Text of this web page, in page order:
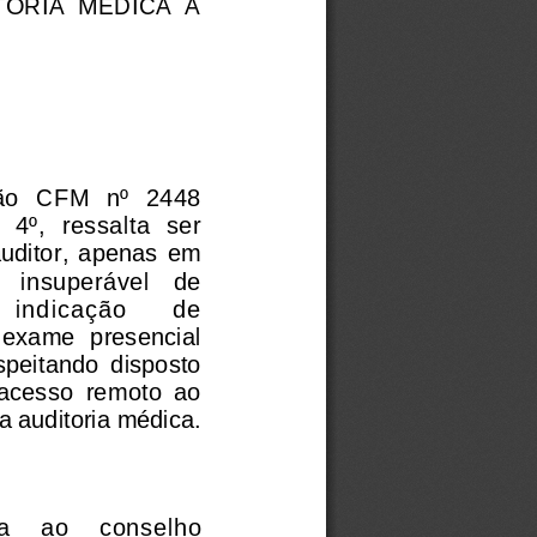
CFM   nº   2448
4º,   ressalta   ser
apenas  em
insuperável    de
indicação
de
presencial
disposto
remoto  ao
auditoria médica.
ao     conselho